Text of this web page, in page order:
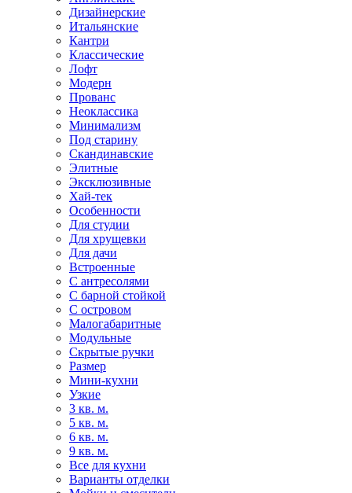
Дизайнерские
Итальянские
Кантри
Классические
Лофт
Модерн
Прованс
Неоклассика
Минимализм
Под старину
Скандинавские
Элитные
Эксклюзивные
Хай-тек
Особенности
Для студии
Для хрущевки
Для дачи
Встроенные
С антресолями
С барной стойкой
С островом
Малогабаритные
Модульные
Скрытые ручки
Размер
Мини-кухни
Узкие
3 кв. м.
5 кв. м.
6 кв. м.
9 кв. м.
Все для кухни
Варианты отделки